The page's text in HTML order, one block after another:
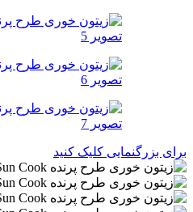
برای بزرگنمایی کلیک کنید